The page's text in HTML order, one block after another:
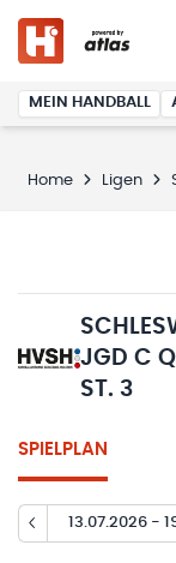
MEIN HANDBALL
Home Ligen
JGD C
ST. 3
SPIELPLAN
13.07.2026 -